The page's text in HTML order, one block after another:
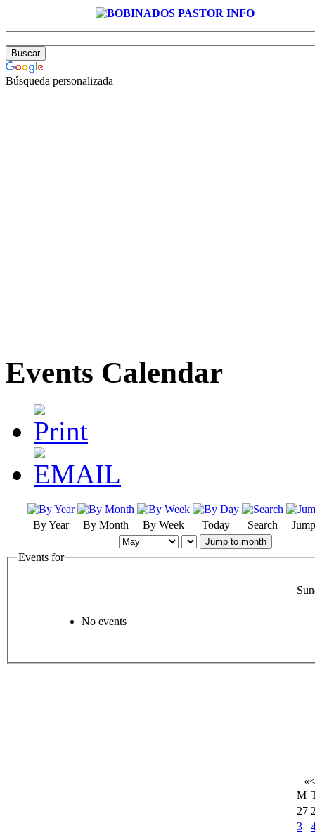
Búsqueda personalizada
Events Calendar
By Year By Month By Week Today Search
Jump to month
Events for
No events
«<
M
27
3